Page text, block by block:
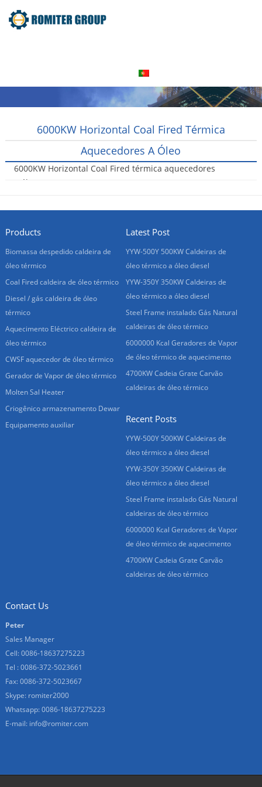
6000KW Horizontal Coal Fired Térmica
Aquecedores A Óleo
6000KW Horizontal Coal Fired térmica aquecedores
a óleo
Products
Biomassa despedido caldeira de
óleo térmico
Coal Fired caldeira de óleo térmico
Diesel / gás caldeira de óleo
térmico
Aquecimento Eléctrico caldeira de
óleo térmico
CWSF aquecedor de óleo térmico
Gerador de Vapor de óleo térmico
Molten Sal Heater
Criogênico armazenamento Dewar
Equipamento auxiliar
Latest Post
YYW-500Y 500KW Caldeiras de
óleo térmico a óleo diesel
YYW-350Y 350KW Caldeiras de
óleo térmico a óleo diesel
Steel Frame instalado Gás Natural
caldeiras de óleo térmico
6000000 Kcal Geradores de Vapor
de óleo térmico de aquecimento
4700KW Cadeia Grate Carvão
caldeiras de óleo térmico
Recent Posts
YYW-500Y 500KW Caldeiras de
óleo térmico a óleo diesel
YYW-350Y 350KW Caldeiras de
óleo térmico a óleo diesel
Steel Frame instalado Gás Natural
caldeiras de óleo térmico
6000000 Kcal Geradores de Vapor
de óleo térmico de aquecimento
4700KW Cadeia Grate Carvão
caldeiras de óleo térmico
Contact Us
Peter
Sales Manager
Cell: 0086-18637275223
Tel : 0086-372-5023661
Fax: 0086-372-5023667
Skype: romiter2000
Whatsapp:0086-18637275223
E-mail: info@romiter.com